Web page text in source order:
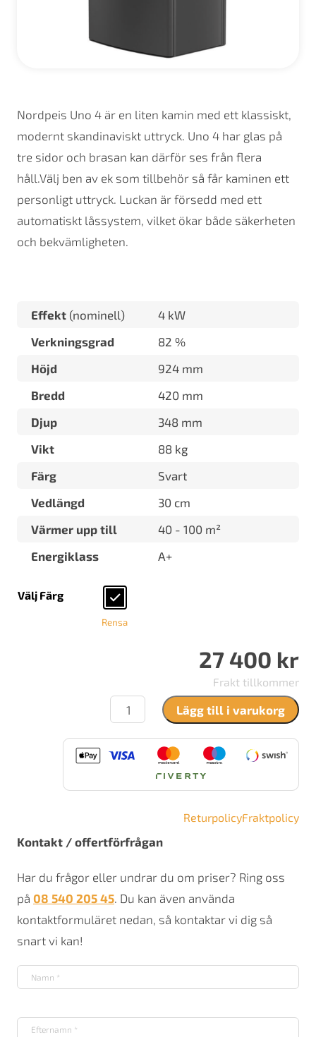
Nordpeis Uno 4 är en liten kamin med ett klassiskt,
modernt skandinaviskt uttryck. Uno 4 har glas på
tre sidor och brasan kan därför ses från flera
håll.Välj ben av ek som tillbehör så får kaminen ett
personligt uttryck. Luckan är försedd med ett
automatiskt låssystem, vilket ökar både säkerheten
och bekvämligheten.
Effekt (nominell)
4 kW
Verkningsgrad
82 %
Höjd
924 mm
Bredd
420 mm
Djup
348 mm
Vikt
88 kg
Färg
Svart
Vedlängd
30 cm
Värmer upp till
40 - 100 m²
Energiklass
A+
Välj Färg
Rensa
27 400 kr
Frakt tillkommer
Nordpeis
Uno
mängd
Lägg till i varukorg
ReturpolicyFraktpolicy
Kontakt / offertförfrågan
Har du frågor eller undrar du om priser? Ring oss
på 08 540 205 45. Du kan även använda
kontaktformuläret nedan, så kontaktar vi dig så
snart vi kan!